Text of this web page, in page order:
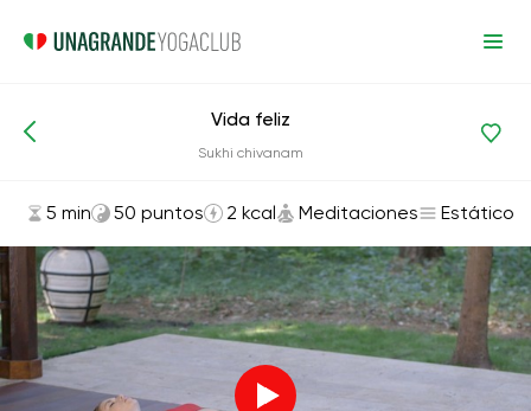
Asanas y ejercicios Meditaciones
Vida feliz
Sukhi chivanam
5 min 50 puntos 2 kcal Meditaciones Estático